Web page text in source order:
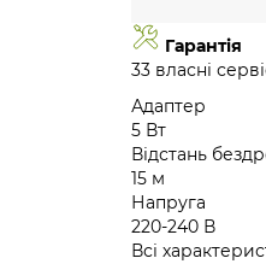
Гарантія
33 власні
Адаптер
5 Вт
Відстань
15 м
Напруга
220-240 В
Всі